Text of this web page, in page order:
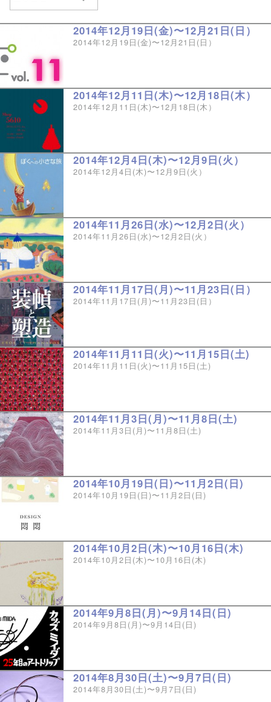
2014年12月19日(金)〜12月21日(日）
2014年12月19日(金)〜12月21日(日）
2014年12月11日(木)〜12月18日(木）
2014年12月11日(木)〜12月18日(木）
2014年12月4日(木)〜12月9日(火）
2014年12月4日(木)〜12月9日(火）
2014年11月26日(水)〜12月2日(火）
2014年11月26日(水)〜12月2日(火）
2014年11月17日(月)〜11月23日(日）
2014年11月17日(月)〜11月23日(日）
2014年11月11日(火)〜11月15日(土)
2014年11月11日(火)〜11月15日(土)
2014年11月3日(月)〜11月8日(土)
2014年11月3日(月)〜11月8日(土)
2014年10月19日(日)〜11月2日(日)
2014年10月19日(日)〜11月2日(日)
2014年10月2日(木)〜10月16日(木)
2014年10月2日(木)〜10月16日(木)
2014年9月8日(月)〜9月14日(日)
2014年9月8日(月)〜9月14日(日)
2014年8月30日(土)〜9月7日(日)
2014年8月30日(土)〜9月7日(日)